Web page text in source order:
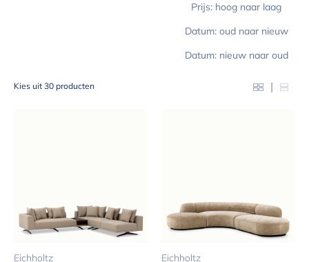
Prijs: hoog naar laag
Datum: oud naar nieuw
Datum: nieuw naar oud
Kies uit 30 producten |
Eichholtz
Eichholtz